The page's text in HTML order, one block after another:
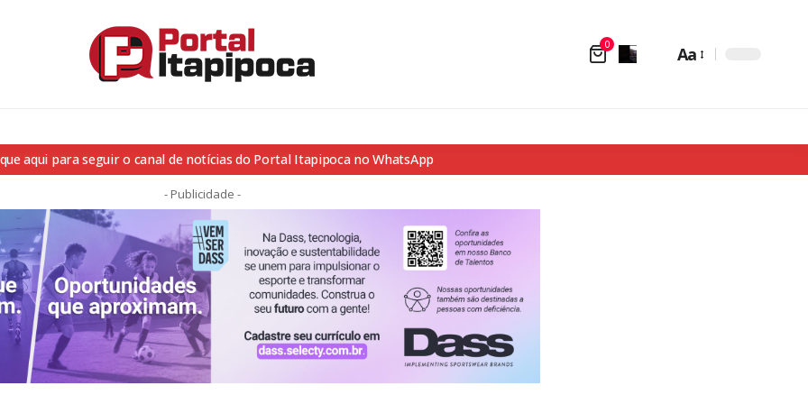
0 Aa
aqui para seguir o canal de notícias do Portal Itapipoca no WhatsApp
- Publicidade -